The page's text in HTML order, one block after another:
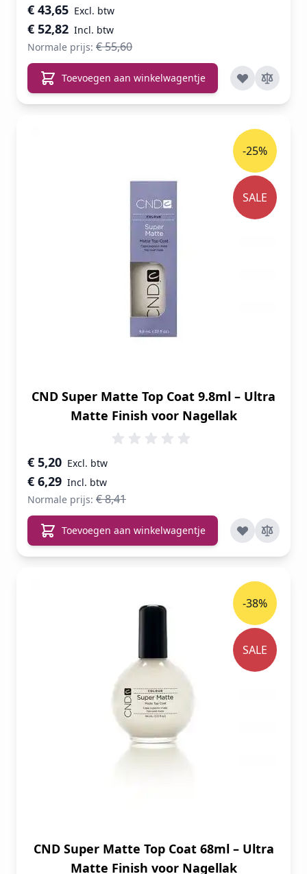
Speciale prijs
€ 52,82
€ 43,65
Normale prijs: € 55,60
Toevoegen aan winkelwagentje
CND Super Matte Top Coat 9.8ml – Ultra
Matte Finish voor Nagellak
Speciale prijs
€ 6,29
€ 5,20
Normale prijs: € 8,41
-25%
SALE
Toevoegen aan winkelwagentje
CND Super Matte Top Coat 68ml – Ultra
Matte Finish voor Nagellak
-38%
SALE